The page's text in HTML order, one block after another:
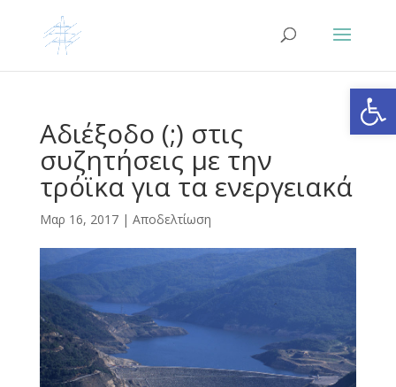
Αδιέξοδο (;) στις
συζητήσεις με την
τρόϊκα για τα ενεργειακά
Μαρ 16, 2017| Αποδελτίωση